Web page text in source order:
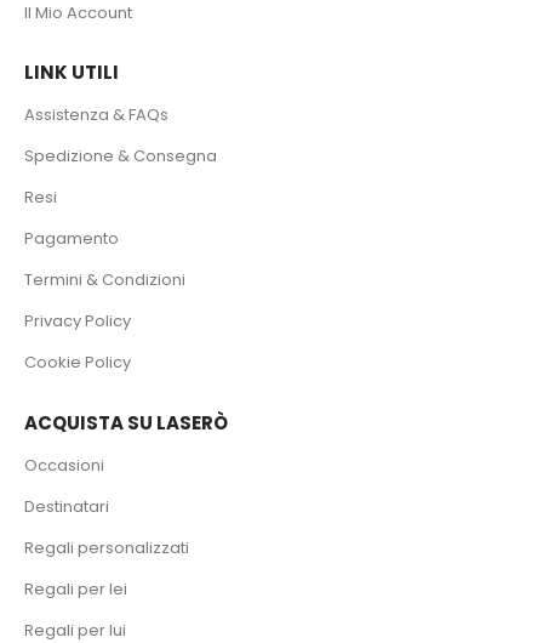
Il Mio Account
LINK UTILI
Assistenza & FAQs
Spedizione & Consegna
Resi
Pagamento
Termini & Condizioni
Privacy Policy
Cookie Policy
ACQUISTA SU LASERÒ
Occasioni
Destinatari
Regali personalizzati
Regali per lei
Regali per lui